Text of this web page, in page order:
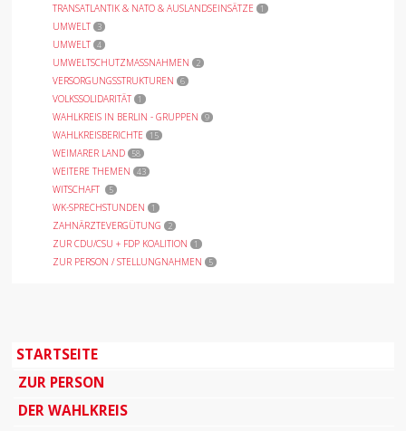
TRANSATLANTIK & NATO & AUSLANDSEINSÄTZE 1
UMWELT 3
UMWELT 4
UMWELTSCHUTZMASSNAHMEN 2
VERSORGUNGSSTRUKTUREN 6
VOLKSSOLIDARITÄT 1
WAHLKREIS IN BERLIN - GRUPPEN 9
WAHLKREISBERICHTE 15
WEIMARER LAND 58
WEITERE THEMEN 43
WITSCHAFT 5
WK-SPRECHSTUNDEN 1
ZAHNÄRZTEVERGÜTUNG 2
ZUR CDU/CSU + FDP KOALITION 1
ZUR PERSON / STELLUNGNAHMEN 5
STARTSEITE
ZUR PERSON
DER WAHLKREIS